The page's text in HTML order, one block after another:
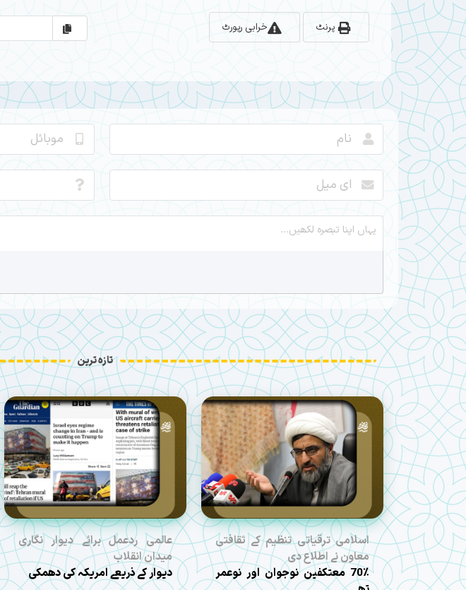
خرابی رپورٹ پرنٹ
تازہ ترین
اسلامی ترقیاتی تنظیم کے ثقافتی
معاون نے اطلاع دی
70٪ معتکفین نوجوان اور نوعمر
عالمی ردعمل برائے دیوار نگاری
میدان انقلاب
دیوار کے ذریعے امریکہ کی دھمکی